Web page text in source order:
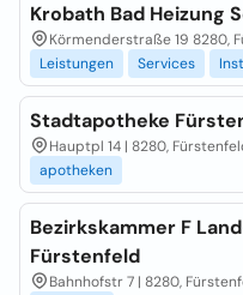
Krobath Bad Heizung
Körmenderstraße 19 8280,
Leistungen
Services
Stadtapotheke
Hauptpl 14 | 8280,
apotheken
Bezirkskammer F
Fürstenfeld
Bahnhofstr 7 | 8280,